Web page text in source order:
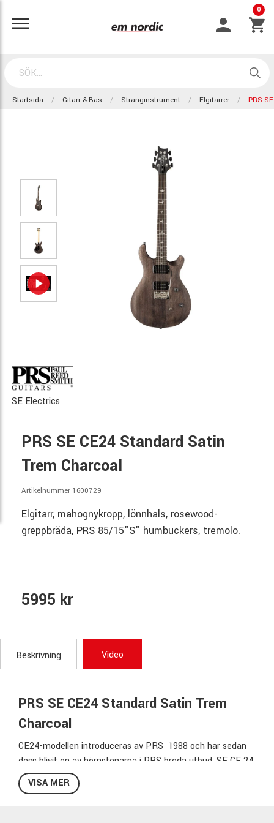
0
Startsida Gitarr & Bas Stränginstrument Elgitarrer PRS
SE Electrics
PRS SE CE24 Standard Satin
Trem Charcoal
Artikelnummer 1600729
Elgitarr, mahognykropp, lönnhals, rosewood-
greppbräda, PRS 85/15"S" humbuckers, tremolo.
5995 kr
Beskrivning Video
PRS SE CE24 Standard Satin Trem
Charcoal
CE24-modellen introduceras av PRS 1988 och har sedan
dess blivit en av hörnstenarna i PRS breda utbud. SE CE 24
Standard Satin har en kropp helt i mahogny och en lönnhals
med skruvad halsinfästning. Den tunna lacken som
VISA MER